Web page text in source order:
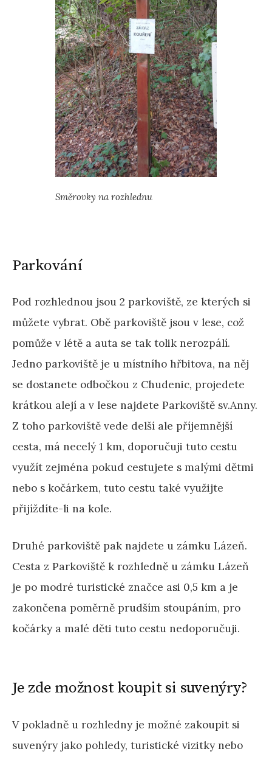
Směrovky na rozhlednu
Parkování
Pod rozhlednou jsou 2 parkoviště, ze kterých si
můžete vybrat. Obě parkoviště jsou v lese, což
pomůže v létě a auta se tak tolik nerozpálí.
Jedno parkoviště je u místního hřbitova, na něj
se dostanete odbočkou z Chudenic, projedete
krátkou alejí a v lese najdete Parkoviště sv.Anny.
Z toho parkoviště vede delší ale příjemnější
cesta, má necelý 1 km, doporučuji tuto cestu
využít zejména pokud cestujete s malými dětmi
nebo s kočárkem, tuto cestu také využijte
přijíždíte-li na kole.
Druhé parkoviště pak najdete u zámku Lázeň.
Cesta z Parkoviště k rozhledně u zámku Lázeň
je po modré turistické značce asi 0,5 km a je
zakončena poměrně prudším stoupáním, pro
kočárky a malé děti tuto cestu nedoporučuji.
Je zde možnost koupit si suvenýry?
V pokladně u rozhledny je možné zakoupit si
suvenýry jako pohledy, turistické vizitky nebo